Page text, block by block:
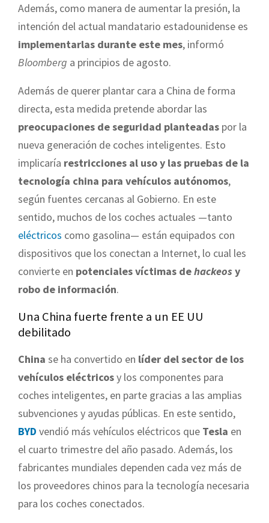
Además, como manera de aumentar la presión, la
intención del actual mandatario estadounidense es
implementarlas durante este mes, informó
Bloomberg a principios de agosto.
Además de querer plantar cara a China de forma
directa, esta medida pretende abordar las
preocupaciones de seguridad planteadas por la
nueva generación de coches inteligentes. Esto
implicaría restricciones al uso y las pruebas de la
tecnología china para vehículos autónomos,
según fuentes cercanas al Gobierno. En este
sentido, muchos de los coches actuales —tanto
eléctricos como gasolina— están equipados con
dispositivos que los conectan a Internet, lo cual les
convierte en potenciales víctimas dehackeosy
robo de información.
Una China fuerte frente a un EE UU
debilitado
China se ha convertido en líder del sector de los
vehículos eléctricosy los componentes para
coches inteligentes, en parte gracias a las amplias
subvenciones y ayudas públicas. En este sentido,
BYD vendió más vehículos eléctricos que Tesla en
el cuarto trimestre del año pasado. Además, los
fabricantes mundiales dependen cada vez más de
los proveedores chinos para la tecnología necesaria
para los coches conectados.